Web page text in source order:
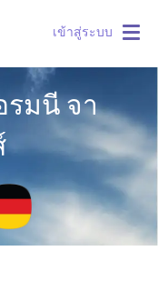
เข้าสู่ระบบ
รมนี จา